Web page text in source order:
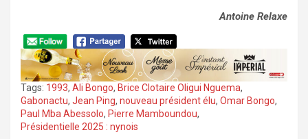
Antoine Relaxe
Tags: 1993, Ali Bongo, Brice Clotaire Oligui Nguema,
Gabonactu, Jean Ping, nouveau président élu, Omar Bongo,
Paul Mba Abessolo, Pierre Mamboundou,
Présidentielle 2025 : nynois